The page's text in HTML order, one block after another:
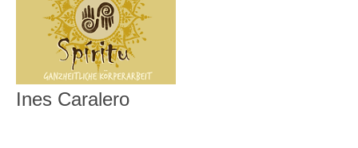
Ines Caralero